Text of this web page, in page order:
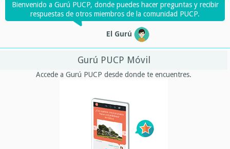
Bienvenido a Gurú PUCP, donde puedes hacer preguntas y recibir
respuestas de otros miembros de la comunidad PUCP.
El Gurú
Gurú PUCP Móvil
Accede a Gurú PUCP desde donde te encuentres.